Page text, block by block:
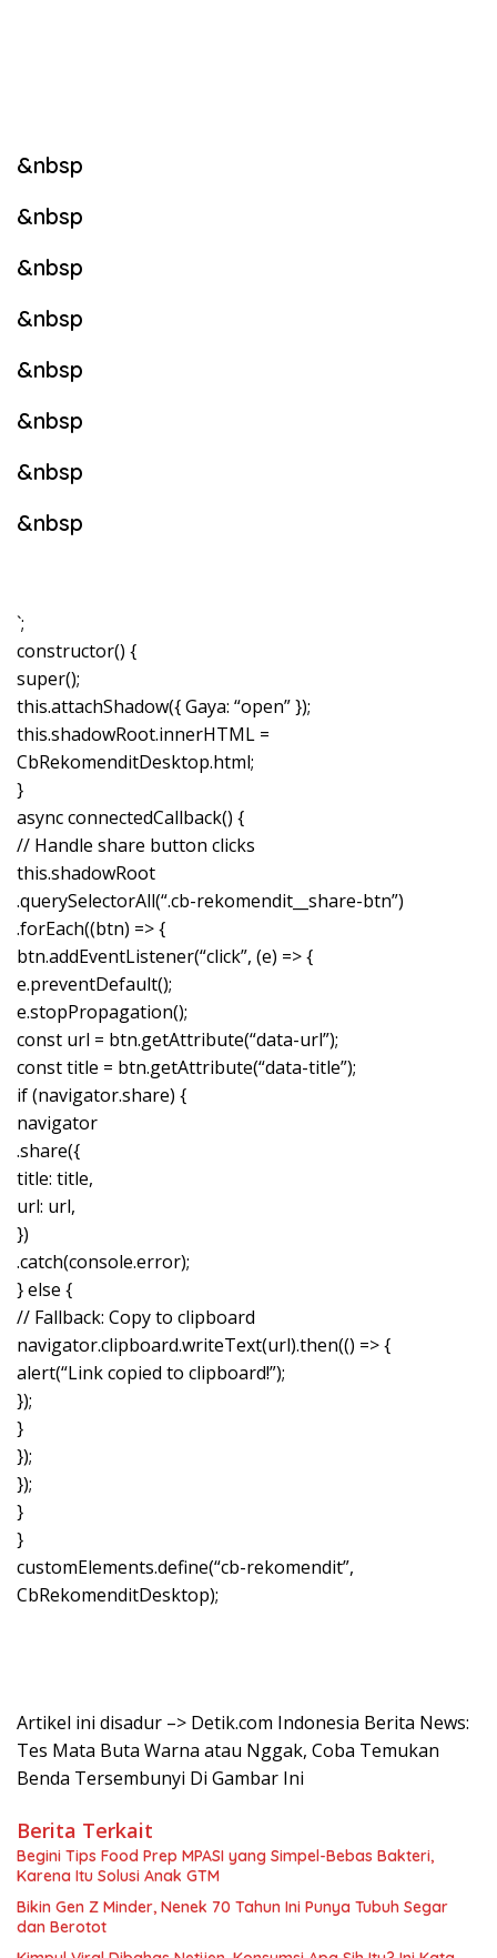
&nbsp
&nbsp
&nbsp
&nbsp
&nbsp
&nbsp
&nbsp
&nbsp
`;
constructor() {
super();
this.attachShadow({ Gaya: “open” });
this.shadowRoot.innerHTML =
CbRekomenditDesktop.html;
}
async connectedCallback() {
// Handle share button clicks
this.shadowRoot
.querySelectorAll(“.cb-rekomendit__share-btn”)
.forEach((btn) => {
btn.addEventListener(“click”, (e) => {
e.preventDefault();
e.stopPropagation();
const url = btn.getAttribute(“data-url”);
const title = btn.getAttribute(“data-title”);
if (navigator.share) {
navigator
.share({
title: title,
url: url,
})
.catch(console.error);
} else {
// Fallback: Copy to clipboard
navigator.clipboard.writeText(url).then(() => {
alert(“Link copied to clipboard!”);
});
}
});
});
}
}
customElements.define(“cb-rekomendit”,
CbRekomenditDesktop);
Artikel ini disadur –> Detik.com Indonesia Berita News:
Tes Mata Buta Warna atau Nggak, Coba Temukan
Benda Tersembunyi Di Gambar Ini
Berita Terkait
Begini Tips Food Prep MPASI yang Simpel-Bebas Bakteri,
Karena Itu Solusi Anak GTM
Bikin Gen Z Minder, Nenek 70 Tahun Ini Punya Tubuh Segar
dan Berotot